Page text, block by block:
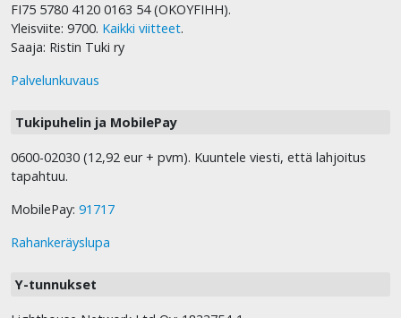
FI75 5780 4120 0163 54 (OKOYFIHH).
Yleisviite: 9700. Kaikki viitteet.
Saaja: Ristin Tuki ry
Palvelunkuvaus
Tukipuhelin ja MobilePay
0600-02030 (12,92 eur + pvm). Kuuntele viesti, että lahjoitus
tapahtuu.
MobilePay: 91717
Rahankeräyslupa
Y-tunnukset